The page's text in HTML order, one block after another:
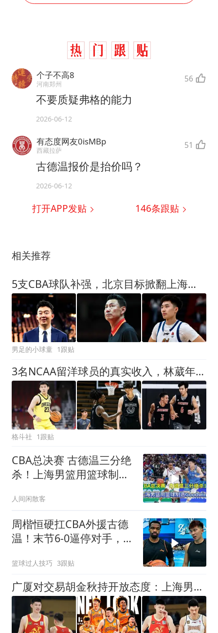
个子不高8
河南郑州 56
不要质疑弗格的能力
2026-06-12
有态度网友0isMBp
西藏拉萨 51
古德温报价是抬价吗？
2026-06-12
打开APP发贴 146条跟贴
相关推荐
5支CBA球队补强，北京目标掀翻上海，一队不再摆烂，一队或成黑马
男足的小球童 1跟贴
3名NCAA留洋球员的真实收入，林葳年入超500万，不比CBA顶薪差！
格斗社 1跟贴
CBA总决赛 古德温三分绝
杀！上海男篮用篮球制造
人间闲散客
周楷恒硬扛CBA外援古德
温！末节6-0逼停对手，这
篮球过人技巧 3跟贴
广厦对交易胡金秋持开放态度：上海男篮希望大；山西男篮全力争取，葛昭宝为此放弃顶薪